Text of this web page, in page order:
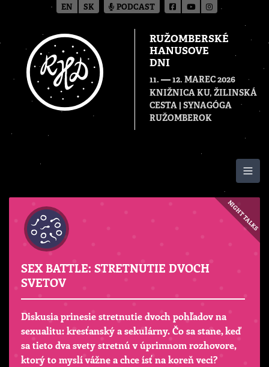
RUŽOMBERSKÉ
HANUSOVE
DNI
11. — 12. MAREC 2026
KNIŽNICA KU, ŽILINSKÁ
CESTA | SYNAGÓGA
RUŽOMBEROK
NIGHT TALKS
SEX BATTLE: STRETNUTIE DVOCH
SVETOV
Diskusia prinesie stretnutie dvoch pohľadov na
sexualitu: kresťanský a sekulárny. Čo sa stane, keď
sa tieto dva svety stretnú v úprimnom rozhovore,
ktorý to myslí vážne a chce ísť na koreň veci?
EN SK PODCAST